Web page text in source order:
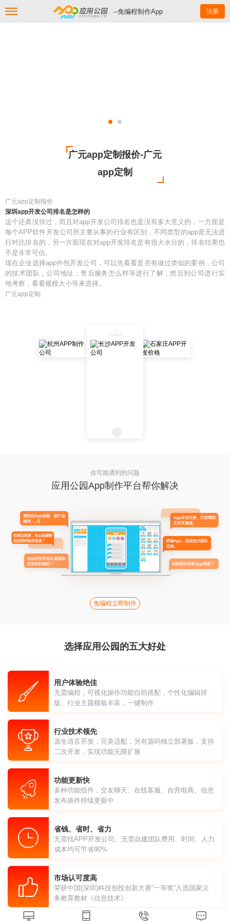
--免编程制作App 注册
广元app定制报价-广元
app定制
广元app定制报价
深圳app开发公司排名是怎样的
这个还真没排过，而且对app开发公司排名也是没有多大意义的，一方面是
每个APP软件开发公司所主要从事的行业有区别，不同类型的app是无法进
行对比排名的，另一方面现在对app开发排名是有很大水分的，排名结果也
不是非常可信。
现在企业选择app外包开发公司，可以先看看是否有做过类似的案例，公司
的技术团队，公司地址，售后服务怎么样等进行了解，然后到公司进行实
地考察，看看规模大小等来选择。
广元app定制
你可能遇到的问题
应用公园App制作平台帮你解决
免编程立即制作
选择应用公园的五大好处
用户体验绝佳
无需编程，可视化操作功能自助搭配，个性化编辑排
版。行业主题模板丰富，一键制作
行业技术领先
源生语言开发，完美适配，另有源码独立部署版，支持
二次开发，实现功能无限扩展
功能更新快
多种功能组件，交友聊天、在线客服、自营电商、信息
发布插件持续更新中
省钱、省时、省力
无需找APP开发公司、无需自建团队费用、时间、人力
成本均可节省90%
市场认可度高
荣获中国(深圳)科技创投创新大赛“一等奖”入选国家义
务教育教材《信息技术》